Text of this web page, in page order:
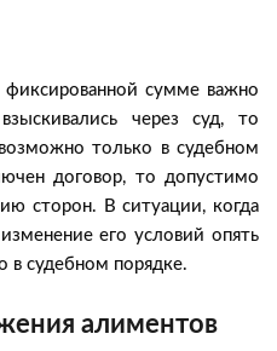
сумме важно
через суд, то
только в судебном
договор, то допустимо
сторон. В ситуации, когда
его условий опять
судебном порядке.
алиментов